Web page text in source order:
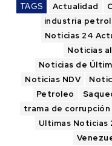
TAGS Actualidad
industria
Noticias 24
Noticias
Noticias de
Noticias NDV
Petroleo
trama de corrupción
Ultimas Noticias